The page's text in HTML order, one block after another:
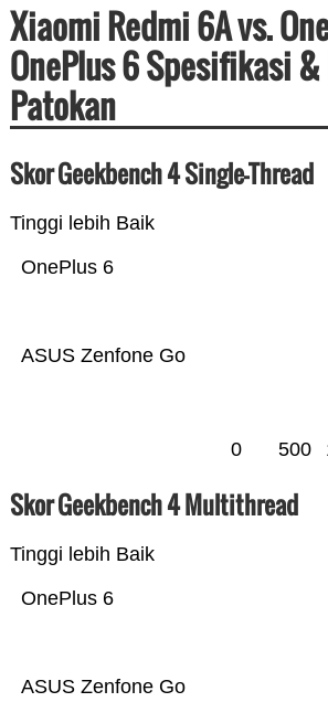
Xiaomi Redmi 6A vs.
OnePlus 6 Spesifikasi
Patokan
Skor Geekbench 4 Single-Thread
Tinggi lebih Baik
ASUS Zenfone Go
OnePlus 6
0 500
Skor Geekbench 4 Multithread
Tinggi lebih Baik
ASUS Zenfone Go
OnePlus 6